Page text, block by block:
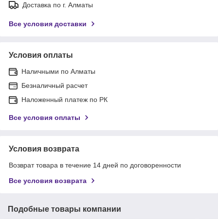
Доставка по г. Алматы
Все условия доставки
Условия оплаты
Наличными по Алматы
Безналичный расчет
Наложенный платеж по РК
Все условия оплаты
Условия возврата
Возврат товара в течение 14 дней по договоренности
Все условия возврата
Подобные товары компании